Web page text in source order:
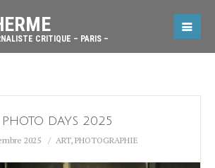
CRITIQUE – PARIS –
PHOTO DAYS 2025
2025 ART, PHOTOGRAPHIE